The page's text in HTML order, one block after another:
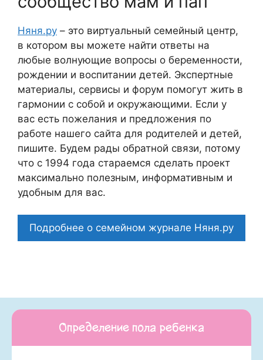
Няня.ру – это виртуальный семейный центр,
в котором вы можете найти ответы на
любые волнующие вопросы о беременности,
рождении и воспитании детей. Экспертные
материалы, сервисы и форум помогут жить в
гармонии с собой и окружающими. Если у
вас есть пожелания и предложения по
работе нашего сайта для родителей и детей,
пишите. Будем рады обратной связи, потому
что c 1994 года стараемся сделать проект
максимально полезным, информативным и
удобным для вас.
Подробнее о семейном журнале Няня.ру
Определение пола ребенка